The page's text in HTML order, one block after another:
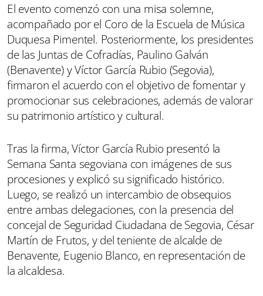
El evento comenzó con una misa solemne,
acompañado por el Coro de la Escuela de Música
Duquesa Pimentel. Posteriormente, los presidentes
de las Juntas de Cofradías, Paulino Galván
(Benavente) y Víctor García Rubio (Segovia),
firmaron el acuerdo con el objetivo de fomentar y
promocionar sus celebraciones, además de valorar
su patrimonio artístico y cultural.
Tras la firma, Víctor García Rubio presentó la
Semana Santa segoviana con imágenes de sus
procesiones y explicó su significado histórico.
Luego, se realizó un intercambio de obsequios
entre ambas delegaciones, con la presencia del
concejal de Seguridad Ciudadana de Segovia, César
Martín de Frutos, y del teniente de alcalde de
Benavente, Eugenio Blanco, en representación de
la alcaldesa.